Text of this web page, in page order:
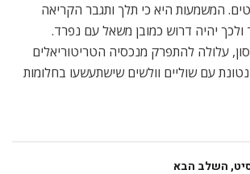
המשמעות היא כי תלך ותגבר הקריאה
יהיה דרוש כמובן משאל עם נפרד.
עלולה להתפרק מנכסיה הטריטוריאלים
עם שוליים וולשים שישתעשעו בחלומות
השלב הבא